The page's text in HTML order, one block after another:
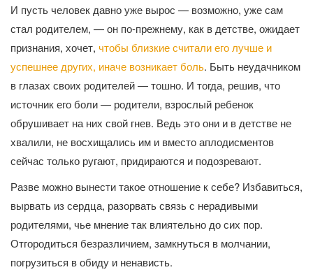
И пусть человек давно уже вырос — возможно, уже сам
стал родителем, — он по-прежнему, как в детстве, ожидает
признания, хочет, чтобы близкие считали его лучше и
успешнее других, иначе возникает боль. Быть неудачником
в глазах своих родителей — тошно. И тогда, решив, что
источник его боли — родители, взрослый ребенок
обрушивает на них свой гнев. Ведь это они и в детстве не
хвалили, не восхищались им и вместо аплодисментов
сейчас только ругают, придираются и подозревают.
Разве можно вынести такое отношение к себе? Избавиться,
вырвать из сердца, разорвать связь с нерадивыми
родителями, чье мнение так влиятельно до сих пор.
Отгородиться безразличием, замкнуться в молчании,
погрузиться в обиду и ненависть.